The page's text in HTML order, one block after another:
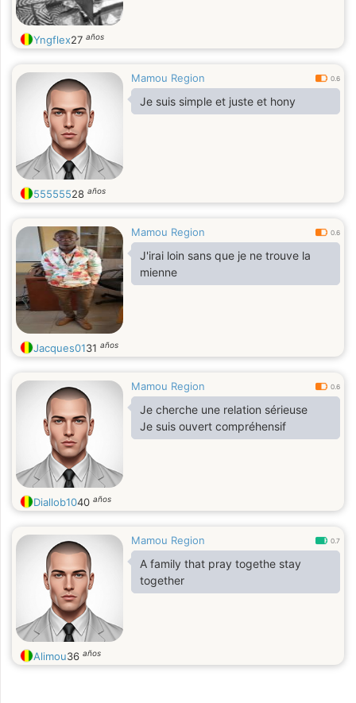
Yngflex27 años
Mamou Region 0.6
Je suis simple et juste et hony
55555528 años
Mamou Region 0.6
J'irai loin sans que je ne trouve la
mienne
Jacques0131 años
Mamou Region 0.6
Je cherche une relation sérieuse
Je suis ouvert compréhensif
Diallob1040 años
Mamou Region 0.7
A family that pray togethe stay
together
Alimou36 años